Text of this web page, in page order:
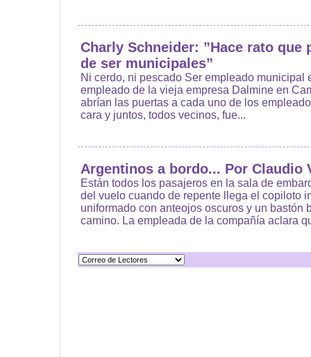
Charly Schneider: ”Hace rato
de ser municipales”
Ni cerdo, ni pescado Ser empleado municipal
empleado de la vieja empresa Dalmine en
abrían las puertas a cada uno de los
cara y juntos, todos vecinos, fue...
Argentinos a bordo... Por Claudio
Están todos los pasajeros en la sala de
del vuelo cuando de repente llega el copiloto
uniformado con anteojos oscuros y un bastón
camino. La empleada de la compañía aclara